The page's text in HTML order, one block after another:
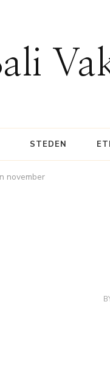
STEDEN
november